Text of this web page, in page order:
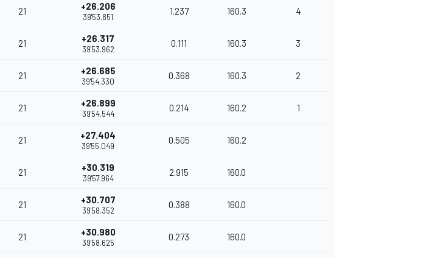
21 +26.206
39'53.851
1.237 160.3 4
21 +26.317
39'53.962
0.111 160.3 3
21 +26.685
39'54.330
0.368 160.3 2
21 +26.899
39'54.544
0.214 160.2 1
21 +27.404
39'55.049
0.505 160.2
21 +30.319
39'57.964
2.915 160.0
21 +30.707
39'58.352
0.388 160.0
21 +30.980
39'58.625
0.273 160.0